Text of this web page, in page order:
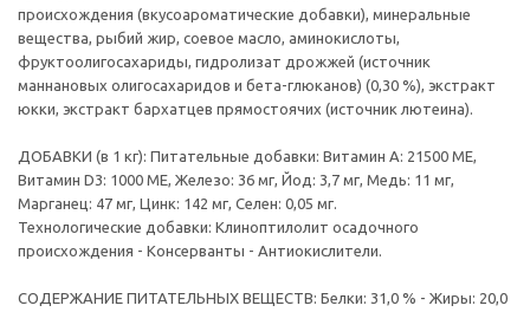
происхождения (вкусоароматические добавки), минеральные
вещества, рыбий жир, соевое масло, аминокислоты,
фруктоолигосахариды, гидролизат дрожжей (источник
мaннановых олигосахаридов и бета-глюканов) (0,30 %), экстракт
юкки, экстракт бархатцев прямостоячих (источник лютеина).
ДОБАВКИ (в 1 кг): Питательные добавки: Витамин A: 21500 ME,
Витамин D3: 1000 ME, Железо: 36 мг, Йод: 3,7 мг, Медь: 11 мг,
Марганец: 47 мг, Цинк: 142 мг, Ceлeн: 0,05 мг.
Технологические добавки: Клиноптилолит осадочного
происхождения - Консерванты - Антиокислители.
СОДЕРЖАНИЕ ПИТАТЕЛЬНЫХ ВЕЩЕСТВ: Белки: 31,0 % - Жиры: 20,0